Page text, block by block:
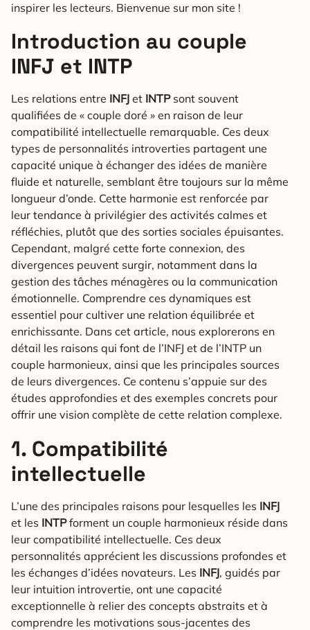
inspirer les lecteurs. Bienvenue sur mon site !
Introduction au couple
INFJ et INTP
Les relations entre INFJ et INTPsont souvent
qualifiées de « couple doré » en raison de leur
compatibilité intellectuelle remarquable. Ces deux
types de personnalités introverties partagent une
capacité unique à échanger des idées de manière
fluide et naturelle, semblant être toujours sur la même
longueur d’onde. Cette harmonie est renforcée par
leur tendance à privilégier des activités calmes et
réfléchies, plutôt que des sorties sociales épuisantes.
Cependant, malgré cette forte connexion, des
divergences peuvent surgir, notamment dans la
gestion des tâches ménagères ou la communication
émotionnelle. Comprendre ces dynamiques est
essentiel pour cultiver une relation équilibrée et
enrichissante. Dans cet article, nous explorerons en
détail les raisons qui font de l’INFJ et de l’INTP un
couple harmonieux, ainsi que les principales sources
de leurs divergences. Ce contenu s’appuie sur des
études approfondies et des exemples concrets pour
offrir une vision complète de cette relation complexe.
1. Compatibilité
intellectuelle
L’une des principales raisons pour lesquelles les INFJ
et les INTPforment un couple harmonieux réside dans
leur compatibilité intellectuelle. Ces deux
personnalités apprécient les discussions profondes et
les échanges d’idées novateurs. Les INFJ, guidés par
leur intuition introvertie, ont une capacité
exceptionnelle à relier des concepts abstraits et à
comprendre les motivations sous-jacentes des